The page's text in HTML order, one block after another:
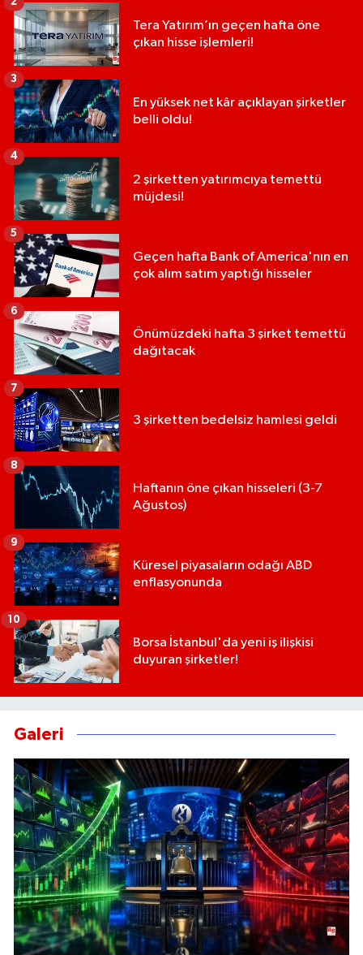
Tera Yatırım’ın geçen hafta öne
çıkan hisse işlemleri!
2
En yüksek net kâr açıklayan şirketler
belli oldu!
3
2 şirketten yatırımcıya temettü
müjdesi!
4
Geçen hafta Bank of America'nın en
çok alım satım yaptığı hisseler
5
Önümüzdeki hafta 3 şirket temettü
dağıtacak
6
3 şirketten bedelsiz hamlesi geldi
7
Haftanın öne çıkan hisseleri (3-7
Ağustos)
8
Küresel piyasaların odağı ABD
enflasyonunda
9
Borsa İstanbul'da yeni iş ilişkisi
duyuran şirketler!
10
Galeri